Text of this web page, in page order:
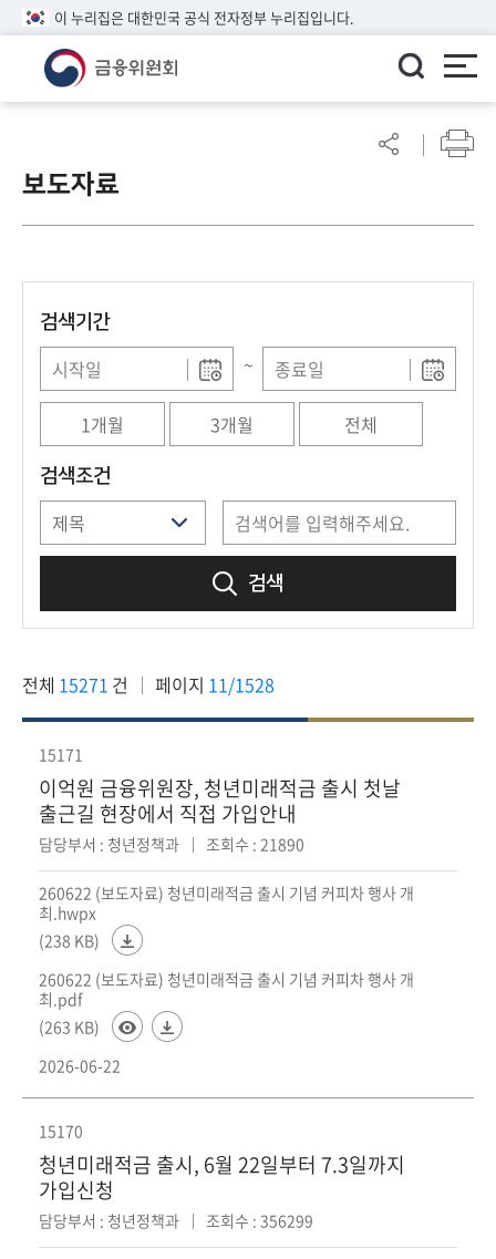
이 누리집은 대한민국 공식 전자정부 누리집입니다.
린
이알
개
금
보도자료
검색기간
~
1개월 3개월 전체
검색조건
검색
전체 15271 건 페이지 11/1528
15171
이억원 금융위원장, 청년미래적금 출시 첫날
출근길 현장에서 직접 가입안내
담당부서 : 청년정책과 조회수 : 21890
260622 (보도자료) 청년미래적금 출시 기념 커피차 행사 개
최.hwpx
(238 KB)
260622 (보도자료) 청년미래적금 출시 기념 커피차 행사 개
최.pdf
(263 KB)
2026-06-22
15170
청년미래적금 출시, 6월 22일부터 7.3일까지
가입신청
담당부서 : 청년정책과 조회수 : 356299